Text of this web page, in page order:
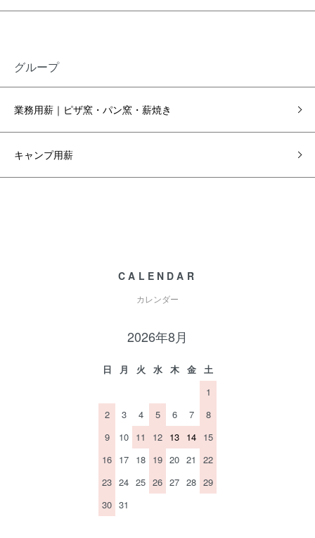
グループ
業務用薪｜ピザ窯・パン窯・薪焼き
キャンプ用薪
CALENDAR
カレンダー
2026年8月
日 月 火 水 木 金
土
1
2
3 4 5 6 7
8
9
10 11 12 13 14 15
16 17 18 19 20 21
22
23 24 25 26 27 28 29
30 31